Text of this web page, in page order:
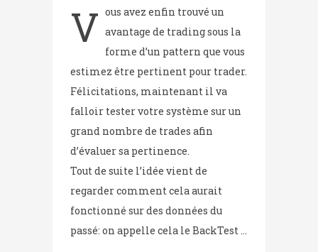
V ous avez enfin trouvé un
avantage de trading sous la
forme d’un pattern que vous
estimez être pertinent pour trader.
Félicitations, maintenant il va
falloir tester votre système sur un
grand nombre de trades afin
d’évaluer sa pertinence.
Tout de suite l’idée vient de
regarder comment cela aurait
fonctionné sur des données du
passé: on appelle cela le BackTest …